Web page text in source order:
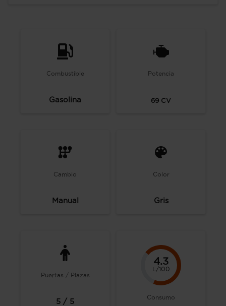
Combustible
Gasolina
Potencia
69 CV
Cambio
Manual
Color
Gris
Puertas / Plazas
5 / 5
4.3
L/100
Consumo